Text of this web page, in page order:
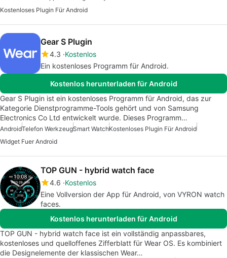
Kostenloses Plugin Für Android
Gear S Plugin
4.3 Kostenlos
Ein kostenloses Programm für Android.
Kostenlos herunterladen für Android
Gear S Plugin ist ein kostenloses Programm für Android, das zur
Kategorie Dienstprogramme-Tools gehört und von Samsung
Electronics Co Ltd entwickelt wurde. Dieses Programm…
AndroidTelefon WerkzeugSmart WatchKostenloses Plugin Für Android
Widget Fuer Android
TOP GUN - hybrid watch face
4.6 Kostenlos
Eine Vollversion der App für Android, von VYRON watch
faces.
Kostenlos herunterladen für Android
TOP GUN - hybrid watch face ist ein vollständig anpassbares,
kostenloses und quelloffenes Zifferblatt für Wear OS. Es kombiniert
die Designelemente der klassischen Wear…